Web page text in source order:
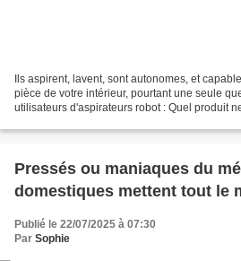
Ils aspirent, lavent, sont autonomes, et
pièce de votre intérieur, pourtant une seule
utilisateurs d'aspirateurs robot : Quel produit
Pressés ou maniaques du
domestiques mettent tout le
Publié le 22/07/2025 à 07:30
Par Sophie